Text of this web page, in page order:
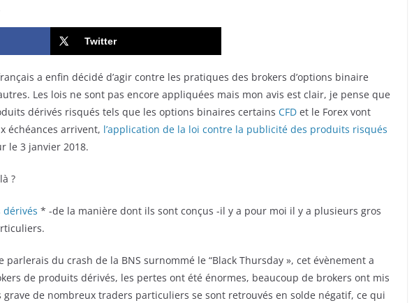
Twitter
a enfin décidé d’agir contre les pratiques des brokers d’options binaire
Les lois ne sont pas encore appliquées mais mon avis est clair, je pense que
dérivés risqués tels que les options binaires certains CFD et le Forex vont
échéances arrivent, l’application de la loi contre la publicité des produits risqués
le 3 janvier 2018.
?
* -de la manière dont ils sont conçus -il y a pour moi il y a plusieurs gros
du crash de la BNS surnommé le “Black Thursday », cet évènement a
de produits dérivés, les pertes ont été énormes, beaucoup de brokers ont mis
grave de nombreux traders particuliers se sont retrouvés en solde négatif, ce qui